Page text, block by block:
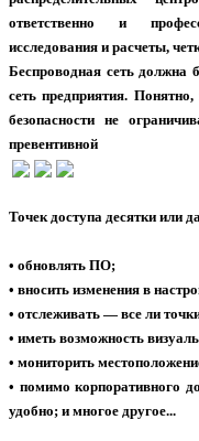
ответственно и
исследования и расчеты,
Беспроводная сеть должна
сеть предприятия.
безопасности не
превентивной
Точек доступа десятки или
• обновлять ПО;
• вносить изменения в
• отслеживать — все ли
• иметь возможность
• мониторить
• помимо корпоративного
удобно; и многое другое...